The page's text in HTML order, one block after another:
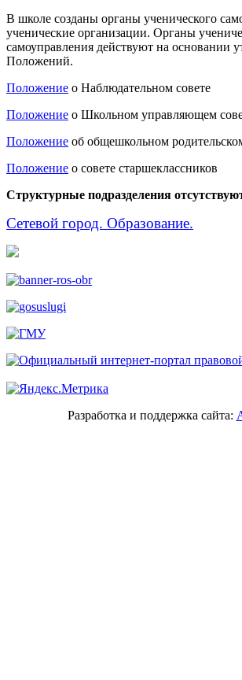
В школе созданы органы ученического
ученические организации. Органы
самоуправления действуют на основании
Положений.
Положение о Наблюдательном совете
Положение о Школьном управляющем
Положение об общешкольном
Положение о совете старшеклассников
Структурные подразделения
Сетевой город. Образование.
Разработка и поддержка сайта: